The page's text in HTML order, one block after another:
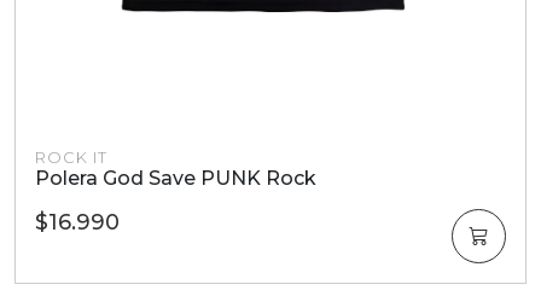
ROCK IT
Polera God Save PUNK Rock
$16.990